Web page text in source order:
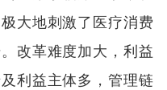
大地刺激了医疗消费
改革难度加大，利益
利益主体多，管理链